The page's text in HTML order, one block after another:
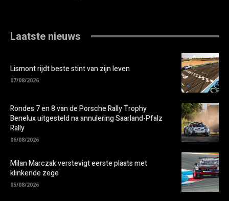
Laatste nieuws
Lismont rijdt beste stint van zijn leven
07/08/2026
Rondes 7 en 8 van de Porsche Rally Trophy
Benelux uitgesteld na annulering Saarland-Pfalz
Rally
06/08/2026
Milan Marczak verstevigt eerste plaats met
klinkende zege
05/08/2026